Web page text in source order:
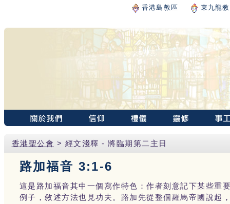
香港島教區 東九龍
香港聖公會 > 經文淺釋 - 將臨期第二主日
路加福音 3:1-6
這是路加福音其中一個寫作特色：作者刻意記下某些重
例子，敘述方法也見功夫。路加先從整個羅馬帝國說起